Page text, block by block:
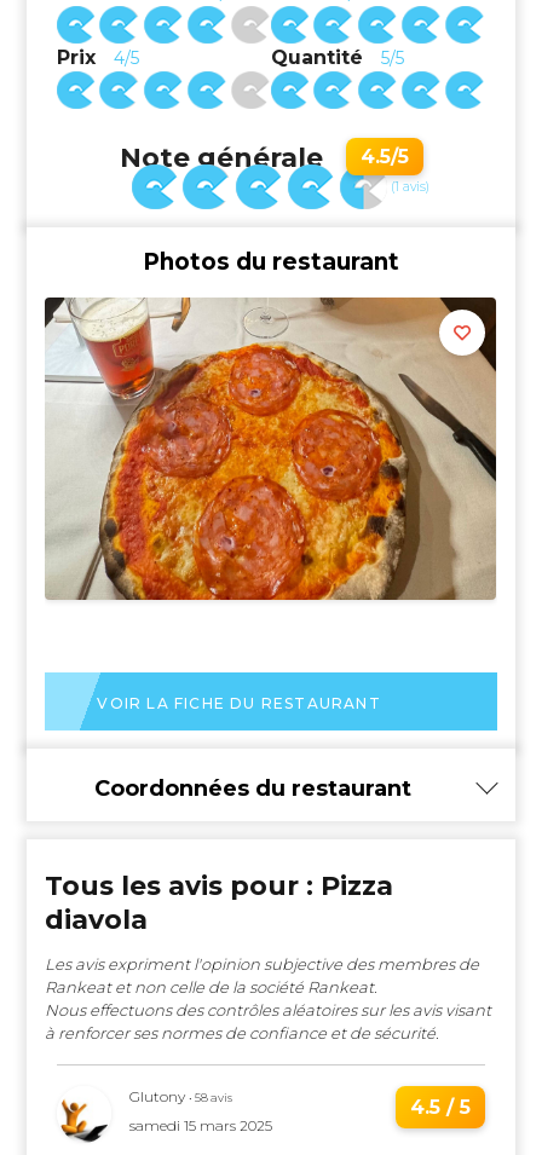
Prix 4/5 Quantité 5/5
Note générale 4.5/5
(1 avis)
Photos du restaurant
VOIR LA FICHE DU RESTAURANT
Coordonnées du restaurant
Tous les avis pour : Pizza
diavola
Les avis expriment l'opinion subjective des membres de
Rankeat et non celle de la société Rankeat.
Nous effectuons des contrôles aléatoires sur les avis visant
à renforcer ses normes de confiance et de sécurité.
Glutony• 58 avis
samedi 15 mars 2025
4.5 / 5